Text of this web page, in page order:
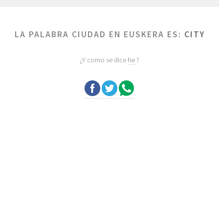
LA PALABRA CIUDAD EN EUSKERA ES: CITY
¿Y como se dice he?